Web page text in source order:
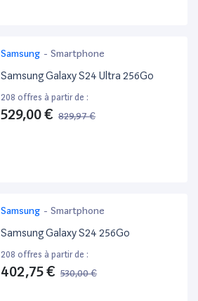
Samsung - Smartphone
Samsung Galaxy S24 Ultra 256Go
208 offres à partir de :
529,00 € 829,97 €
Samsung - Smartphone
Samsung Galaxy S24 256Go
208 offres à partir de :
402,75 € 530,00 €